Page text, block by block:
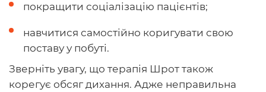
покращити соціалізацію пацієнтів;
навчитися самостійно коригувати свою
поставу у побуті.
Зверніть увагу, що терапія Шрот також
корегує обсяг дихання. Адже неправильна